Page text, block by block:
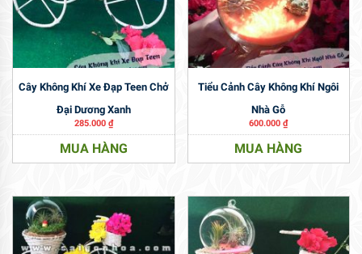
Cây Không Khí Xe Đạp Teen Chở
Đại Dương Xanh
285.000 ₫
MUA HÀNG
Tiểu Cảnh Cây Không Khí Ngôi
Nhà Gỗ
600.000₫
MUA HÀNG